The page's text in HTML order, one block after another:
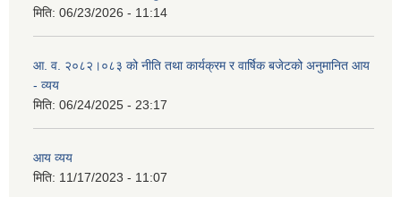
मिति: 06/23/2026 - 11:14
आ. व. २०८२।०८३ को नीति तथा कार्यक्रम र वार्षिक बजेटको अनुमानित आय
- व्यय
मिति: 06/24/2025 - 23:17
आय व्यय
मिति: 11/17/2023 - 11:07